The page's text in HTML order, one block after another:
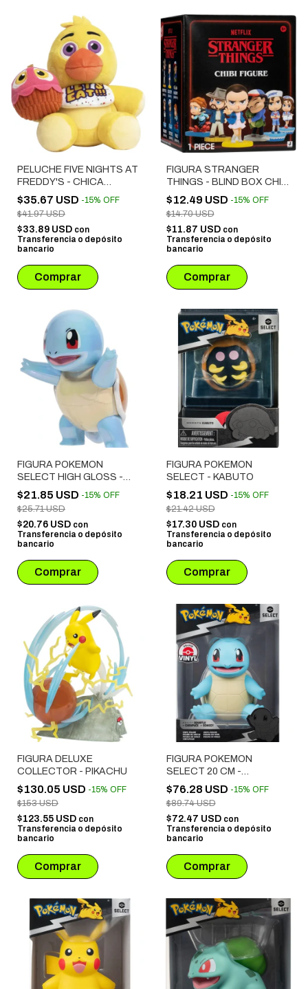
PELUCHE FIVE NIGHTS AT
FREDDY'S - CHICA
(FNF0031)
$35.67 USD -15% OFF
$41.97 USD
$33.89 USD con
Transferencia o depósito
bancario
FIGURA STRANGER
THINGS - BLIND BOX CHIBI
(STRT0008)
$12.49 USD -15% OFF
$14.70 USD
$11.87 USD con
Transferencia o depósito
bancario
FIGURA POKEMON
SELECT HIGH GLOSS -
SQUIRTLE
$21.85 USD -15% OFF
$25.71 USD
$20.76 USD con
Transferencia o depósito
bancario
FIGURA POKEMON
SELECT - KABUTO
$18.21 USD -15% OFF
$21.42 USD
$17.30 USD con
Transferencia o depósito
bancario
FIGURA DELUXE
COLLECTOR - PIKACHU
$130.05 USD -15% OFF
$153 USD
$123.55 USD con
Transferencia o depósito
bancario
FIGURA POKEMON
SELECT 20 CM -
SQUIRTLE
$76.28 USD -15% OFF
$89.74 USD
$72.47 USD con
Transferencia o depósito
bancario